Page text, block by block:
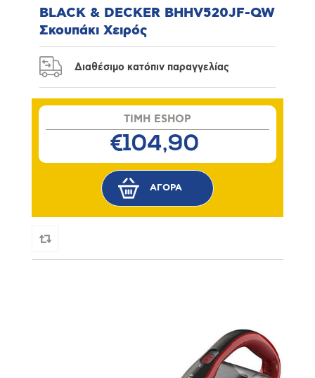
BLACK & DECKER BHHV520JF-QW
Σκουπάκι Χειρός
Διαθέσιμο κατόπιν παραγγελίας
TIMH ESHOP
€104,90